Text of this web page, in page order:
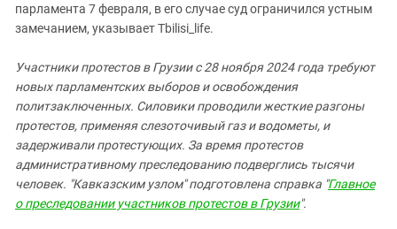
парламента 7 февраля, в его случае суд ограничился устным
замечанием, указывает Tbilisi_life.
Участники протестов в Грузии с 28 ноября 2024 года требуют
новых парламентских выборов и освобождения
политзаключенных. Силовики проводили жесткие разгоны
протестов, применяя слезоточивый газ и водометы, и
задерживали протестующих. За время протестов
административному преследованию подверглись тысячи
человек. "Кавказским узлом" подготовлена справка "Главное
о преследовании участников протестов в Грузии".